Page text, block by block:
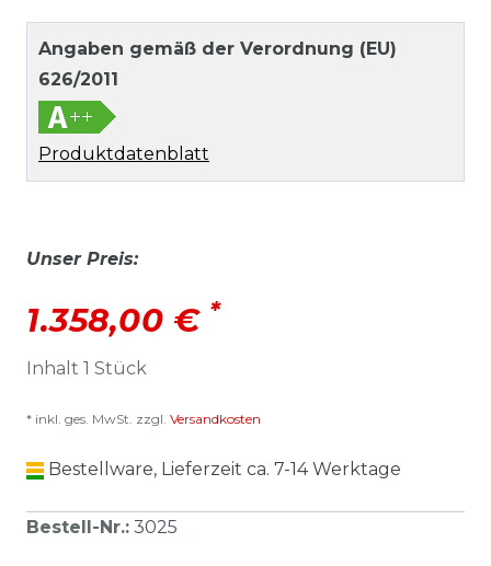
Angaben gemäß der Verordnung (EU)
626/2011
Produktdatenblatt
Unser Preis:
1.358,00 € *
Inhalt 1 Stück
* inkl. ges. MwSt. zzgl. Versandkosten
Bestellware, Lieferzeit ca. 7-14 Werktage
Bestell-Nr.: 3025